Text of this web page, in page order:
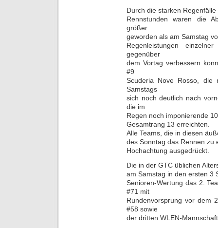
Durch die starken
Rennstunden waren die
größer
geworden als am Samstag
Regenleistungen
gegenüber
dem Vortag verbessern
#9
Scuderia Nove Rosso, die
Samstags
sich noch deutlich nach
die im
Regen noch imponierende
Gesamtrang 13 erreichten.
Alle Teams, die in diesen
des Sonntag das Rennen zu
Hochachtung ausgedrückt.
Die in der GTC üblichen
am Samstag in den ersten 3
Senioren-Wertung das 2.
#71 mit
Rundenvorsprung vor dem
#58 sowie
der dritten WLEN-